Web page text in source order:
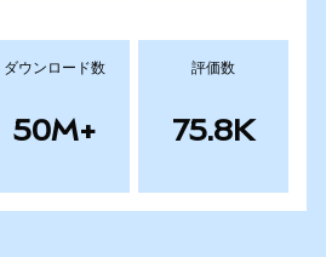
ダウンロード数
50M+
評価数
75.8K